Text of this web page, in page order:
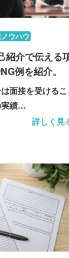
ウハウ
紹介で伝える
例を紹介。
面接を受けるこ
実績…
詳しく見